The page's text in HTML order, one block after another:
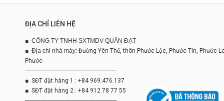
ĐỊA CHỈ LIÊN HỆ
■ CÔNG TY TNHH SXTMDV QUÂN ĐẠT
■ Địa chỉ nhà máy: Đường Yên Thế, thôn Phước Lộc, Phước Tín, Phước
Phước
-------------------------------------------------------------
■ SĐT đặt hàng 1 : +84 969.476.137
■ SĐT đặt hàng 2 : +84 912 78 77 55